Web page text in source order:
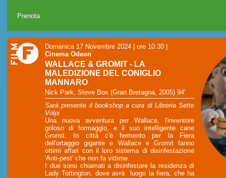
Prenota
Domenica 17 Novembre 2024 | ore 10:30
Cinema Odeon
WALLACE & GROMIT - LA
MALEDIZIONE DEL CONIGLIO
MANNARO
Nick Park, Steve Box (Gran Bretagna, 2005) 94'
Sarà presente il bookshop a cura di Libreria Sette
Volpi
Una nuova avventura per Wallace, l'inventore
goloso di formaggio, e il suo intelligente cane
Gromit. In città c'è fermento per la Fiera
dell'ortaggio gigante e Wallace e Gromit fanno
ottimi affari con il loro sistema di disinfestazione
'Anti-pest' che non fa vittime.
I due sono chiamati a disinfestare la residenza di
Lady Tottington, dove avrà luogo la fiera, che ha